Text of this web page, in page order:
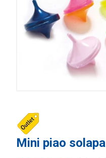
Mini piao